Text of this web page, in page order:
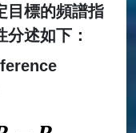
目標的頻譜指
述如下：